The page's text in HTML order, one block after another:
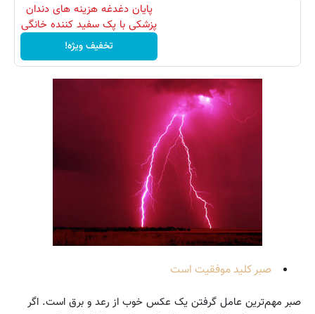
پایان دغدغه هزینه های دندان
پزشکی با پک سفید کننده خانگی
تخفیف ویژه!
صبر کلید موفقیت است
صبر مهم‌ترین عامل گرفتن یک عکس خوب از رعد و برق است. اگر